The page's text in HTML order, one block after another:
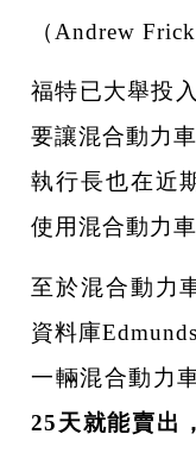
（Andrew
福特已大舉投
要讓混合動力
執行長也在近
使用混合動力
至於混合動力
資料庫
一輛混合動力
25天就能賣出